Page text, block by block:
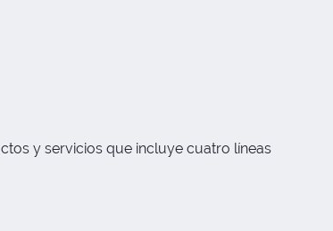
y servicios que incluye cuatro líneas